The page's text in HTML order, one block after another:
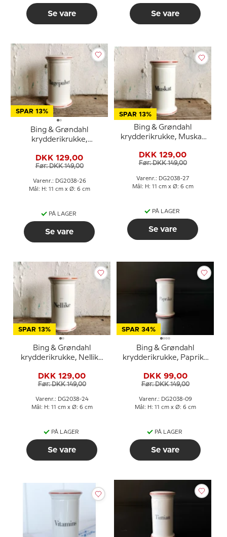
Se vare Se vare
SPAR 13%
Bing & Grøndahl
krydderikrukke,
DKK 129,00
Før: DKK 149,00
Varenr.: DG2038-26
Mål: H: 11 cm x Ø: 6 cm
PÅ LAGER
Se vare
SPAR 13%
Bing & Grøndahl
krydderikrukke, Muskat
DKK 129,00
Før: DKK 149,00
Varenr.: DG2038-27
Mål: H: 11 cm x Ø: 6 cm
PÅ LAGER
Se vare
SPAR 13%
Bing & Grøndahl
krydderikrukke, Nellike
DKK 129,00
Før: DKK 149,00
Varenr.: DG2038-24
Mål: H: 11 cm x Ø: 6 cm
PÅ LAGER
Se vare
SPAR 34%
Bing & Grøndahl
krydderikrukke, Paprika
DKK 99,00
Før: DKK 149,00
Varenr.: DG2038-09
Mål: H: 11 cm x Ø: 6 cm
PÅ LAGER
Se vare